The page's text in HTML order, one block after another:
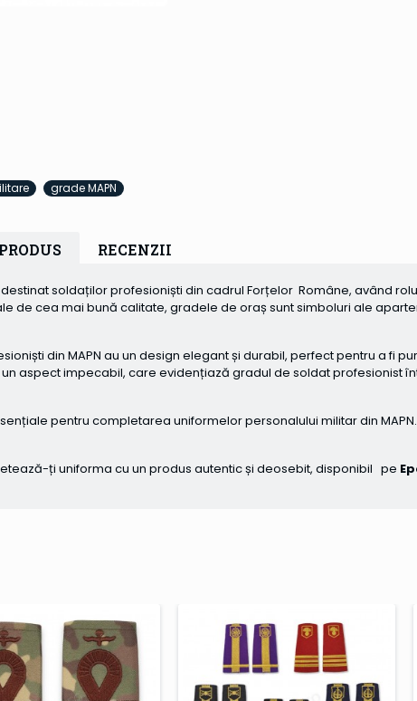
grade MAPN
RECENZII
soldaților profesioniști din cadrul Forțelor Române, având
de cea mai bună calitate, gradele de oraș sunt simboluri ale
din MAPN au un design elegant și durabil, perfect pentru a fi
aspect impecabil, care evidențiază gradul de soldat profesionist
pentru completarea uniformelor personalului militar din
ți uniforma cu un produs autentic și deosebit, disponibil pe